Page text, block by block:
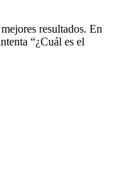
resultados. En
“¿Cuál es el